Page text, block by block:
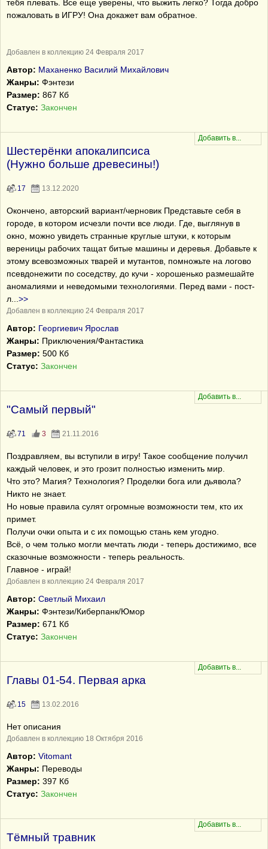
тебя плевать. Все еще уверены, что выжить легко? Тогда добро
пожаловать в ИГРУ! Она докажет вам обратное.
Добавлен в коллекцию 24 Февраля 2017
Автор: Маханенко Василий Михайлович
Жанры: Фэнтези
Размер: 867 Кб
Статус: Закончен
Шестерёнки апокалипсиса
(Нужно больше древесины!)
17 13.12.2020
Окончено, авторский вариант/черновик Представьте себя в
городе, в котором исчезли почти все люди. Где, выглянув в
окно, можно увидеть странные круглые штуки, к которым
вереницы рабочих тащат битые машины и деревья. Добавьте к
этому всевозможных тварей и мутантов, помножьте на логово
псевдонежити по соседству, до кучи - хорошенько размешайте
аномалиями и неведомыми технологиями. Перед вами - пост-
л
>>
Добавлен в коллекцию 24 Февраля 2017
Автор: Георгиевич Ярослав
Жанры: Приключения/Фантастика
Размер: 500 Кб
Статус: Закончен
"Самый первый"
71 3 21.11.2016
Поздравляем, вы вступили в игру! Такое сообщение получил
каждый человек, и это грозит полностью изменить мир.
Что это? Магия? Технология? Проделки бога или дьявола?
Никто не знает.
Но новые правила сулят огромные возможности тем, кто их
примет.
Получи очки опыта и с их помощью стань кем угодно.
Всё, о чем только могли мечтать люди - теперь достижимо, все
сказочные возможности - теперь реальность.
Главное - играй!
Добавлен в коллекцию 24 Февраля 2017
Автор: Светлый Михаил
Жанры: Фэнтези/Киберпанк/Юмор
Размер: 671 Кб
Статус: Закончен
Главы 01-54. Первая арка
15 13.02.2016
Нет описания
Добавлен в коллекцию 18 Октября 2016
Автор: Vitomant
Жанры: Переводы
Размер: 397 Кб
Статус: Закончен
Тёмный травник